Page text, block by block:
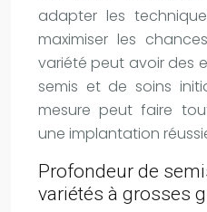
adapter les
maximiser les
variété peut avoir des
semis et de soins
mesure peut faire
une implantation
Profondeur de
variétés à grosses